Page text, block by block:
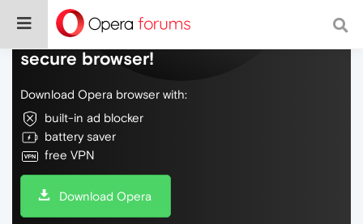
Do more on the web, with a fast and
secure browser!
Download Opera browser with:
built-in ad blocker
battery saver
free VPN
Download Opera